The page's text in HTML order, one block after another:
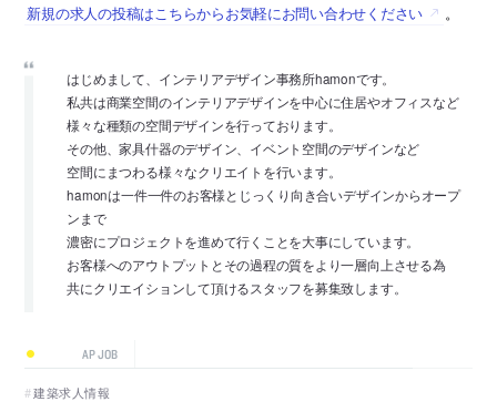
新規の求人の投稿はこちらからお気軽にお問い合わせください
。
はじめまして、インテリアデザイン事務所hamonです。
私共は商業空間のインテリアデザインを中心に住居やオフィスなど
様々な種類の空間デザインを行っております。
その他、家具什器のデザイン、イベント空間のデザインなど
空間にまつわる様々なクリエイトを行います。
hamonは一件一件のお客様とじっくり向き合いデザインからオープ
ンまで
濃密にプロジェクトを進めて行くことを大事にしています。
お客様へのアウトプットとその過程の質をより一層向上させる為
共にクリエイションして頂けるスタッフを募集致します。
AP JOB
建築求人情報